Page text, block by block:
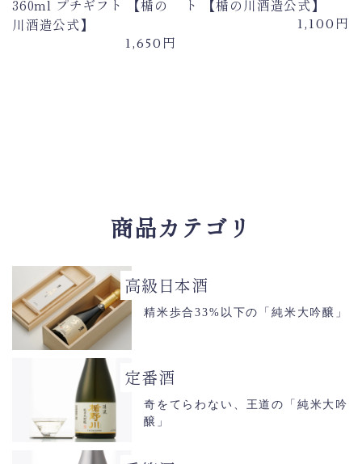
360ml プチギフト 【楯の
川酒造公式】
1,650 円
ト 【楯の川酒造公式】
1,100 円
商品カテゴリ
高級日本酒
精米歩合33%以下の「純米大吟醸」
定番酒
奇をてらわない、王道の「純米大吟
醸」